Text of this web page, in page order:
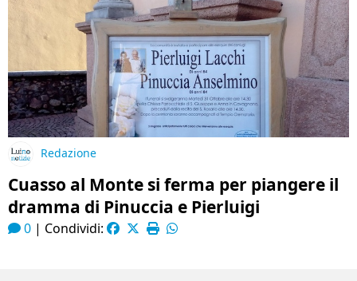
Redazione
Cuasso al Monte si ferma per piangere il
dramma di Pinuccia e Pierluigi
0 | Condividi: